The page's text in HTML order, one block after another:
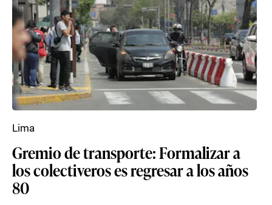
Gremio de transporte: Formalizar a
los colectiveros es regresar a los años
80
Lima